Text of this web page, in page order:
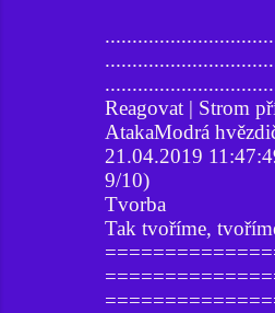
Reagovat | Strom
AtakaModrá
21.04.2019
9/10)
Tvorba
Tak tvoříme,